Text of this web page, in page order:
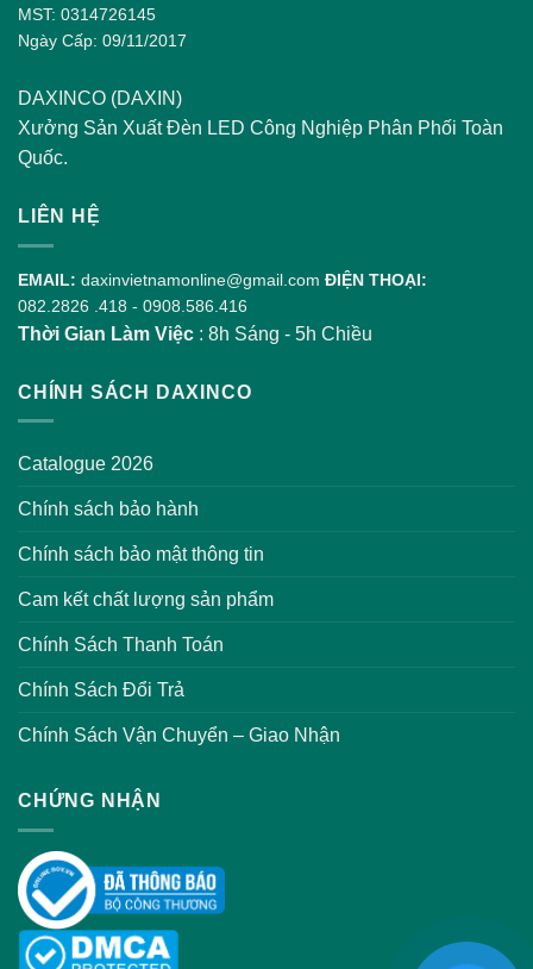
MST: 0314726145
Ngày Cấp: 09/11/2017
DAXINCO (DAXIN)
Xưởng Sản Xuất Đèn LED Công Nghiệp Phân Phối Toàn
Quốc.
LIÊN HỆ
EMAIL: daxinvietnamonline@gmail.com ĐIỆN THOẠI:
082.2826 .418 - 0908.586.416
Thời Gian Làm Việc : 8h Sáng - 5h Chiều
CHÍNH SÁCH DAXINCO
Catalogue 2026
Chính sách bảo hành
Chính sách bảo mật thông tin
Cam kết chất lượng sản phẩm
Chính Sách Thanh Toán
Chính Sách Đổi Trả
Chính Sách Vận Chuyển – Giao Nhận
CHỨNG NHẬN